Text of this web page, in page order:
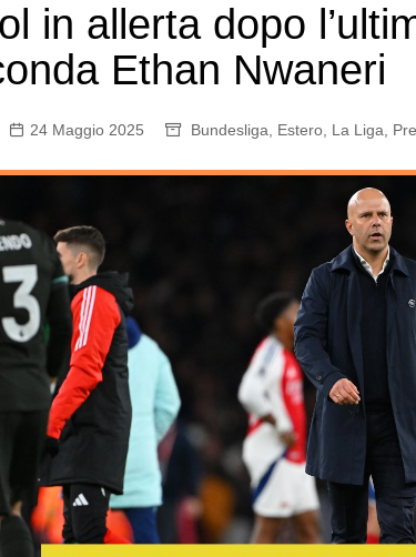
in allerta dopo
Ethan Nwaneri
24 Maggio 2025 Bundesliga Estero La Liga